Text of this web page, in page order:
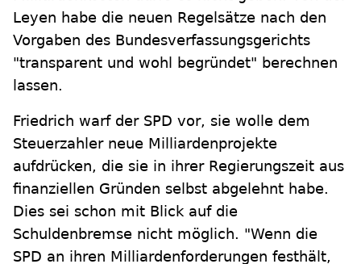
Leyen habe die neuen Regelsätze nach den
Vorgaben des Bundesverfassungsgerichts
"transparent und wohl begründet" berechnen
lassen.
Friedrich warf der SPD vor, sie wolle dem
Steuerzahler neue Milliardenprojekte
aufdrücken, die sie in ihrer Regierungszeit aus
finanziellen Gründen selbst abgelehnt habe.
Dies sei schon mit Blick auf die
Schuldenbremse nicht möglich. "Wenn die
SPD an ihren Milliardenforderungen festhält,